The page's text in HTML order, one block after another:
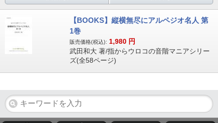
【BOOKS】縦横無尽にアルペジオ名人 第
1巻
販売価格(税込): 1,980 円
武田和大 著/指からウロコの音階マニアシリー
ズ(全58ページ)